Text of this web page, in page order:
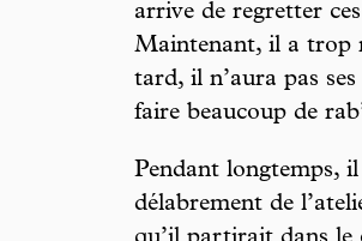
arrive de regretter
Maintenant, il a trop
tard, il n’aura pas
faire beaucoup de
Pendant longtemps,
délabrement de